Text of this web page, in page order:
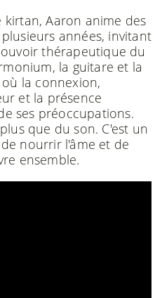
Aaron anime des
années, invitant
thérapeutique du
la guitare et la
la connexion,
et la présence
ses préoccupations.
que du son. C'est un
nourrir l'âme et de
ensemble.